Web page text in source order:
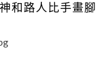
和路人比手畫腳